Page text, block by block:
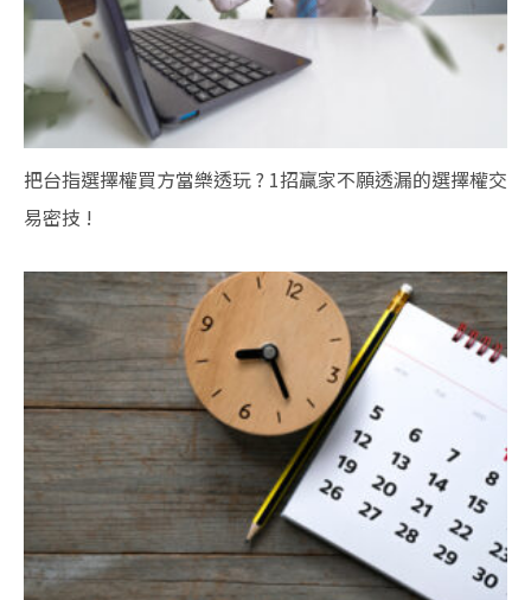
把台指選擇權買方當樂透玩 ? 1招贏家不願透漏的選擇權交
易密技 !